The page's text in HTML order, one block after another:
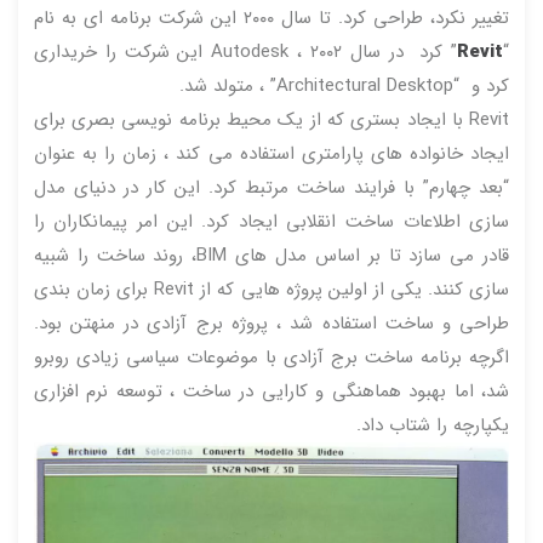
تغییر نکرد، طراحی کرد. تا سال ۲۰۰۰ این شرکت برنامه ای به نام
“
Revit
” کرد در سال ۲۰۰۲ ، Autodesk این شرکت را خریداری
کرد و “Architectural Desktop” ، متولد شد.
Revit با ایجاد بستری که از یک محیط برنامه نویسی بصری برای
ایجاد خانواده های پارامتری استفاده می کند ، زمان را به عنوان
“بعد چهارم” با فرایند ساخت مرتبط کرد. این کار در دنیای مدل
سازی اطلاعات ساخت انقلابی ایجاد کرد. این امر پیمانکاران را
قادر می سازد تا بر اساس مدل های BIM، روند ساخت را شبیه
سازی کنند. یکی از اولین پروژه هایی که از Revit برای زمان بندی
طراحی و ساخت استفاده شد ، پروژه برج آزادی در منهتن بود.
اگرچه برنامه ساخت برج آزادی با موضوعات سیاسی زیادی روبرو
شد، اما بهبود هماهنگی و کارایی در ساخت ، توسعه نرم افزاری
یکپارچه را شتاب داد.